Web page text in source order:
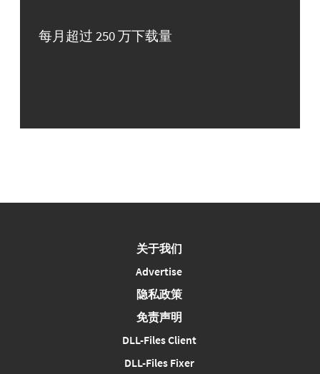
每月超过 250 万下载量
关于我们
Advertise
隐私政策
免责声明
DLL-Files Client
DLL-Files Fixer